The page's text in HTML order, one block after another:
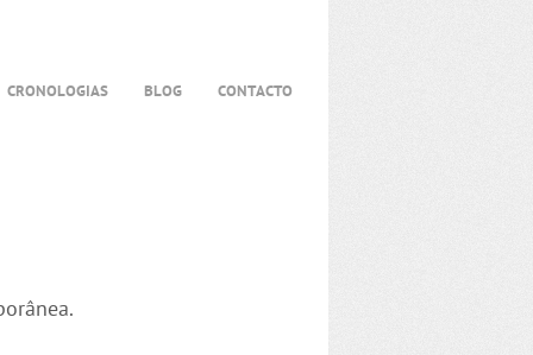
CRONOLOGIAS BLOG CONTACTO